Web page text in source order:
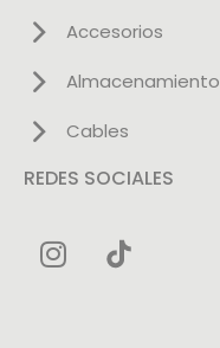
Accesorios
Almacenamiento
Cables
REDES SOCIALES